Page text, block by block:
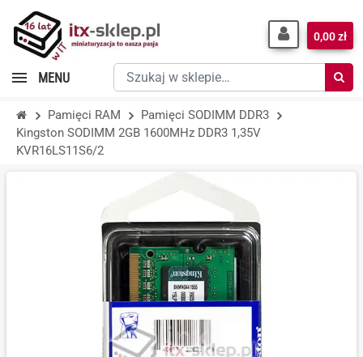
Szukaj
w
sklepie…
0,00 zł
MENU
Pamięci RAM
Pamięci SODIMM DDR3
Kingston SODIMM 2GB 1600MHz DDR3 1,35V
KVR16LS11S6/2